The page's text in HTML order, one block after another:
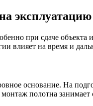
при сдаче
влияет на время и
основание. На
полотна